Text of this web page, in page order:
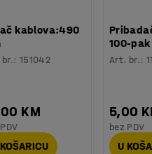
kablova:490
: 151042
KM
100-pak
Art. br.:
5,00
bez PDV
U